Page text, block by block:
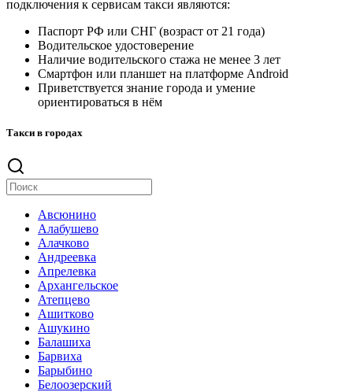
подключения к сервисам такси являются:
Паспорт РФ или СНГ (возраст от 21 года)
Водительское удостоверение
Наличие водительского стажа не менее 3 лет
Смартфон или планшет на платформе Android
Приветствуется знание города и умение
ориентироваться в нём
Такси в городах
Авсюнино
Алабушево
Алачково
Андреевка
Апрелевка
Архангельское
Атепцево
Ашитково
Ашукино
Балашиха
Барвиха
Барыбино
Белоозерский